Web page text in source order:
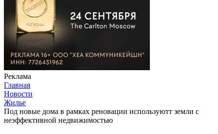
Реклама
Главная
Новости
Жилье
Под новые дома в рамках реновации используютт земли с
неэффективной недвижимостью